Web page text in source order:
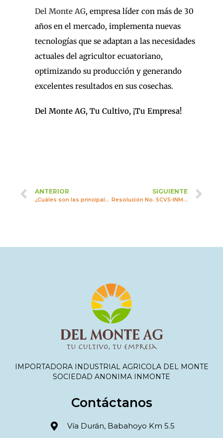
Del Monte AG, empresa líder con más de 30
años en el mercado, implementa nuevas
tecnologías que se adaptan a las necesidades
actuales del agricultor ecuatoriano,
optimizando su producción y generando
excelentes resultados en sus cosechas.
Del Monte AG, Tu Cultivo, ¡Tu Empresa!
ANTERIOR
¿Cuáles son las principales plagas que atacan al cultivo de arroz ?
SIGUIENTE
Resolución No. SCVS-INMV-DNAR-2022-00008348
IMPORTADORA INDUSTRIAL AGRICOLA DEL MONTE
SOCIEDAD ANONIMA INMONTE
Contáctanos
Vía Durán, Babahoyo Km 5.5